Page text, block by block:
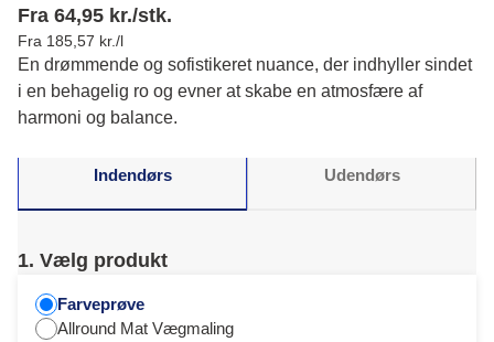
Fra 64,95 kr./stk.
Fra 185,57 kr./l
En drømmende og sofistikeret nuance, der indhyller sindet
i en behagelig ro og evner at skabe en atmosfære af
harmoni og balance.
Indendørs Udendørs
1. Vælg produkt
Farveprøve
Allround Mat Vægmaling